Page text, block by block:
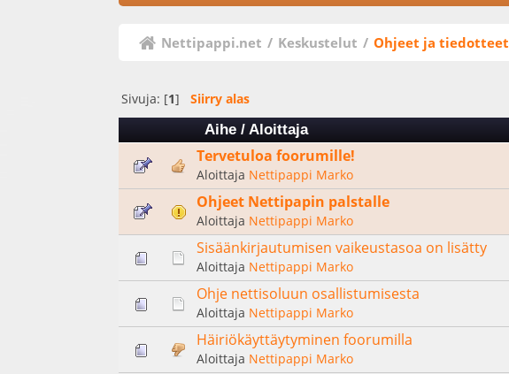
Nettipappi.net / Keskustelut / Ohjeet ja tiedotteet
Sivuja: [1]Siirry alas
Aihe / Aloittaja
Tervetuloa foorumille!
Aloittaja Nettipappi Marko
Ohjeet Nettipapin palstalle
Aloittaja Nettipappi Marko
Sisäänkirjautumisen vaikeustasoa on lisätty
Aloittaja Nettipappi Marko
Ohje nettisoluun osallistumisesta
Aloittaja Nettipappi Marko
Häiriökäyttäytyminen foorumilla
Aloittaja Nettipappi Marko